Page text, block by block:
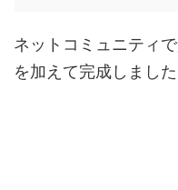
ネットコミュニティ
を加えて完成しました